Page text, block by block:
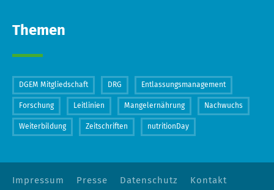
Themen
DGEM Mitgliedschaft DRG Entlassungsmanagement
Forschung Leitlinien Mangelernährung Nachwuchs
Weiterbildung Zeitschriften nutritionDay
Impressum Presse Datenschutz Kontakt